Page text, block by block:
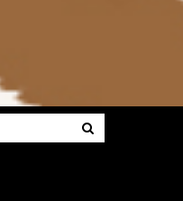
Menu